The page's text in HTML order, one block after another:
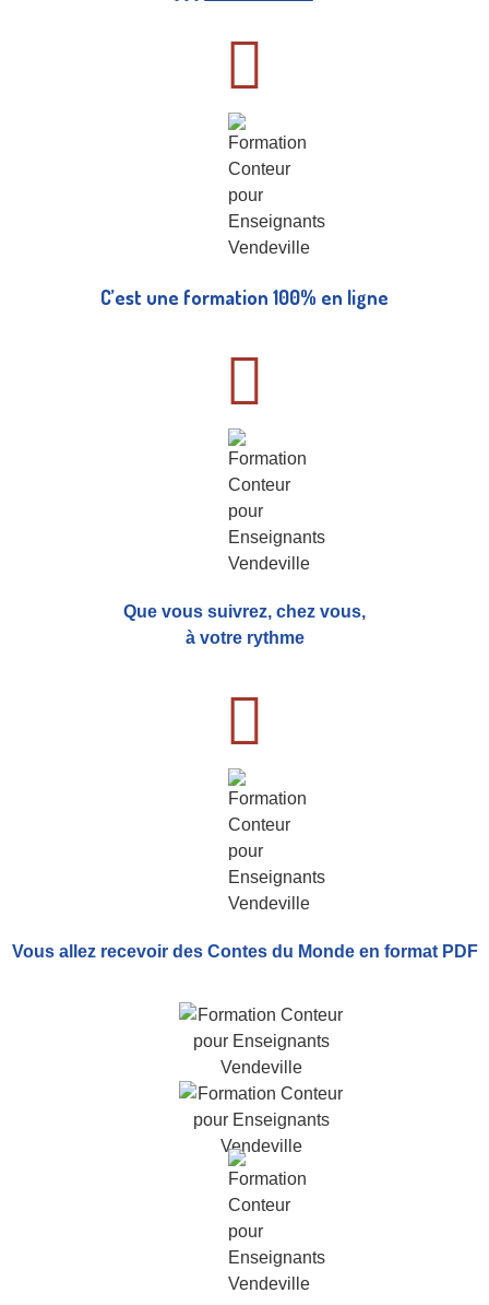
C’est une formation 100% en ligne
Que vous suivrez, chez vous,
à votre rythme
Vous allez recevoir des Contes du Monde en format PDF